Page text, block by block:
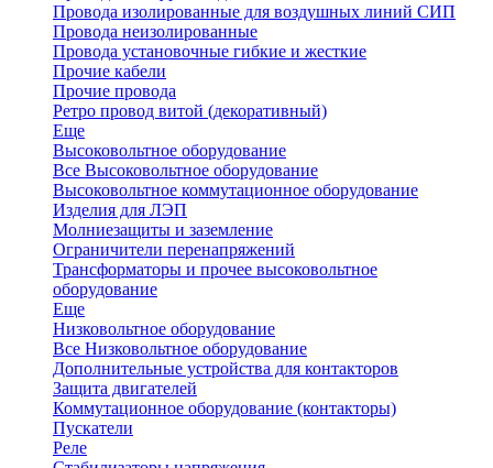
Провода изолированные для воздушных линий СИП
Провода неизолированные
Провода установочные гибкие и жесткие
Прочие кабели
Прочие провода
Ретро провод витой (декоративный)
Еще
Высоковольтное оборудование
Все Высоковольтное оборудование
Высоковольтное коммутационное оборудование
Изделия для ЛЭП
Молниезащиты и заземление
Ограничители перенапряжений
Трансформаторы и прочее высоковольтное
оборудование
Еще
Низковольтное оборудование
Все Низковольтное оборудование
Дополнительные устройства для контакторов
Защита двигателей
Коммутационное оборудование (контакторы)
Пускатели
Реле